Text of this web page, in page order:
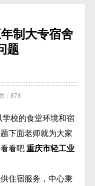
制大专宿舍
题
：878
校的食堂环境和宿
下面老师就为大家
看吧 重庆市轻工业
住宿服务，中心秉